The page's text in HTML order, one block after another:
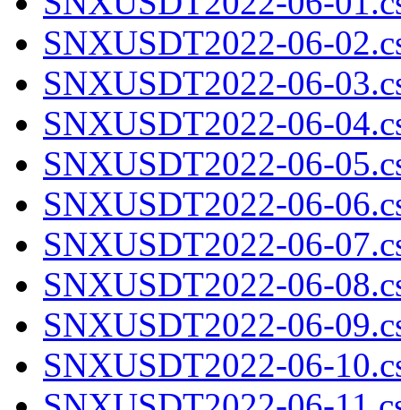
SNXUSDT2022-06-
SNXUSDT2022-06-
SNXUSDT2022-06-
SNXUSDT2022-06-
SNXUSDT2022-06-
SNXUSDT2022-06-
SNXUSDT2022-06-
SNXUSDT2022-06-
SNXUSDT2022-06-